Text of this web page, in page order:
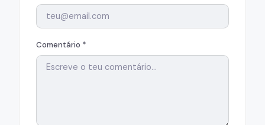
Comentário *